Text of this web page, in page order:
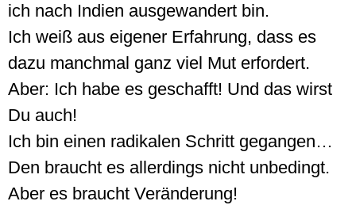
ich nach Indien ausgewandert bin.
Ich weiß aus eigener Erfahrung, dass es
dazu manchmal ganz viel Mut erfordert.
Aber: Ich habe es geschafft! Und das wirst
Du auch!
Ich bin einen radikalen Schritt gegangen…
Den braucht es allerdings nicht unbedingt.
Aber es braucht Veränderung!